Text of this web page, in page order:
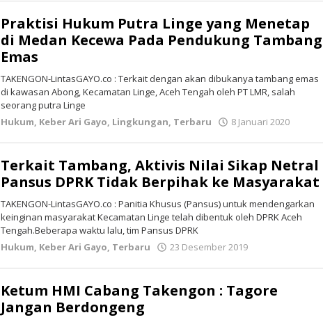
Praktisi Hukum Putra Linge yang Menetap
di Medan Kecewa Pada Pendukung Tambang
Emas
TAKENGON-LintasGAYO.co : Terkait dengan akan dibukanya tambang emas
di kawasan Abong, Kecamatan Linge, Aceh Tengah oleh PT LMR, salah
seorang putra Linge
Hukum, Keber Ari Gayo, Lingkungan, Terbaru 8 Januari 2020
Terkait Tambang, Aktivis Nilai Sikap Netral
Pansus DPRK Tidak Berpihak ke Masyarakat
TAKENGON-LintasGAYO.co : Panitia Khusus (Pansus) untuk mendengarkan
keinginan masyarakat Kecamatan Linge telah dibentuk oleh DPRK Aceh
Tengah.Beberapa waktu lalu, tim Pansus DPRK
Hukum, Keber Ari Gayo, Terbaru 23 Desember 2019
Ketum HMI Cabang Takengon : Tagore
Jangan Berdongeng